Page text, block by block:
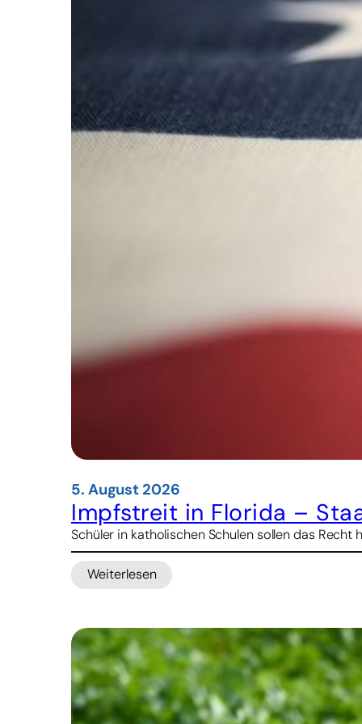
5. August 2026
Impfstreit in Florida –
Schüler in katholischen Schulen sollen das
Weiterlesen
:
Florida
–
Staatsanwalt
droht
Kirche